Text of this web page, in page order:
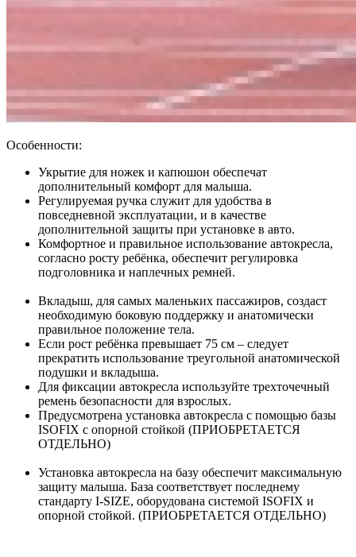
Особенности:
Укрытие для ножек и капюшон обеспечат
дополнительный комфорт для малыша.
Регулируемая ручка служит для удобства в
повседневной эксплуатации, и в качестве
дополнительной защиты при установке в авто.
Комфортное и правильное использование автокресла,
согласно росту ребёнка, обеспечит регулировка
подголовника и наплечных ремней.
Вкладыш, для самых маленьких пассажиров, создаст
необходимую боковую поддержку и анатомически
правильное положение тела.
Если рост ребёнка превышает 75 см – следует
прекратить использование треугольной анатомической
подушки и вкладыша.
Для фиксации автокресла используйте трехточечный
ремень безопасности для взрослых.
Предусмотрена установка автокресла с помощью базы
ISOFIX с опорной стойкой (ПРИОБРЕТАЕТСЯ
ОТДЕЛЬНО)
Установка автокресла на базу обеспечит максимальную
защиту малыша. База соответствует последнему
стандарту I-SIZE, оборудована системой ISOFIX и
опорной стойкой. (ПРИОБРЕТАЕТСЯ ОТДЕЛЬНО)